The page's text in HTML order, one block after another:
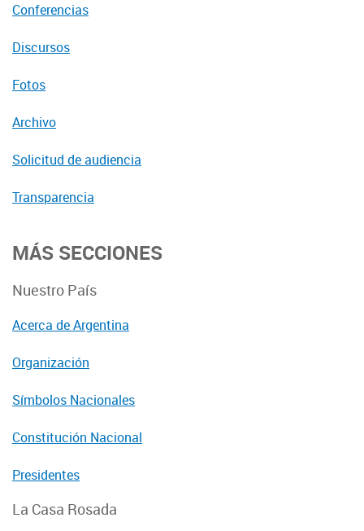
Conferencias
Discursos
Fotos
Archivo
Solicitud de audiencia
Transparencia
MÁS SECCIONES
Nuestro País
Acerca de Argentina
Organización
Símbolos Nacionales
Constitución Nacional
Presidentes
La Casa Rosada